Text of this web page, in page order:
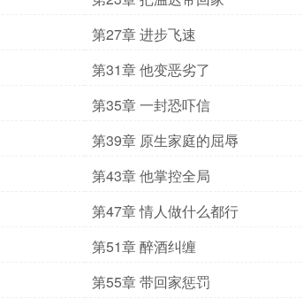
第27章 进步飞速
第31章 他变恶劣了
第35章 一封恐吓信
第39章 原生家庭的屈辱
第43章 他掌控全局
第47章 情人做什么都行
第51章 醉酒纠缠
第55章 带回家惩罚